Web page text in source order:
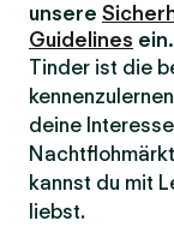
unsere
Guidelines ein.
Tinder ist die
deine
kannst du mit
liebst.